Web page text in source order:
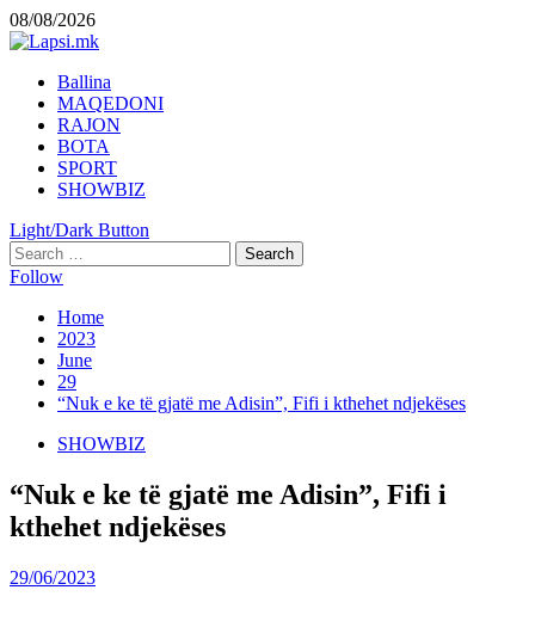
Skip
to
08/08/2026
Primary
Menu
Ballina
MAQEDONI
RAJON
BOTA
SPORT
SHOWBIZ
Light/Dark Button
Search
for:
Follow
Home
2023
June
29
“Nuk e ke të gjatë me Adisin”, Fifi i kthehet ndjekëses
SHOWBIZ
“Nuk e ke të gjatë me Adisin”, Fifi i
kthehet ndjekëses
29/06/2023